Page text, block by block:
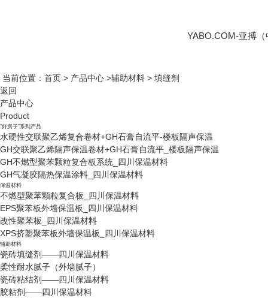
YABO.COM-亚搏（
当前位置： 首页 > 产品中心 >辅助材料 > 填缝剂
返回
产品中心
Product
“好房子”系列产品
水硬性交联聚乙烯复合卷材+GH石膏自流平-楼板隔声保温
GH交联聚乙烯隔声保温卷材+GH石膏自流平_楼板隔声保温
GH不燃型聚苯颗粒复合板系统_四川保温材料
GH气凝胶隔热保温涂料_四川保温材料
保温材料
不燃型聚苯颗粒复合板_四川保温材料
EPS聚苯板外墙保温板_四川保温材料
改性聚苯板_四川保温材料
XPS挤塑聚苯板外墙保温板_四川保温材料
辅助材料
瓷砖填缝剂——四川保温材料
柔性耐水腻子（外墙腻子）
瓷砖粘结剂——四川保温材料
胶粘剂——四川保温材料